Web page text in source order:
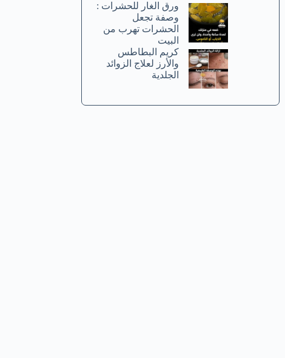
ورق الغار للحشرات :
وصفة تجعل
الحشرات تهرب من
البيت
كريم البطاطس
والأرز لعلاج الزوائد
الجلدية